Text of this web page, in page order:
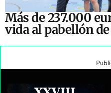
Más de 237.000
vida al pabellón